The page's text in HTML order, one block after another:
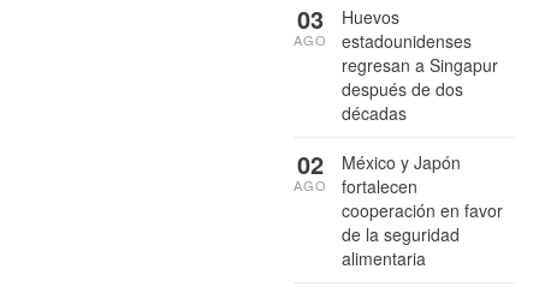
Huevos
estadounidenses
regresan a Singapur
después de dos
décadas
03
AGO
México y Japón
fortalecen
cooperación en favor
de la seguridad
alimentaria
02
AGO